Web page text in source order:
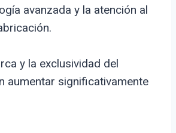
avanzada y la atención al
y la exclusividad del
aumentar significativamente